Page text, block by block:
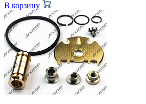
В корзину